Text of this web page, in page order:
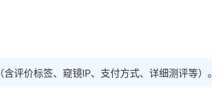
（含评价标签、窥镜IP、支付方式、详细测评等）。